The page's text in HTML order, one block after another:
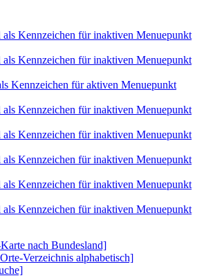
nach Bundesland]
Verzeichnis alphabetisch]